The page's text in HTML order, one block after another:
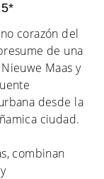
corazón del
de una
Maas y
desde la
ciudad.
combinan